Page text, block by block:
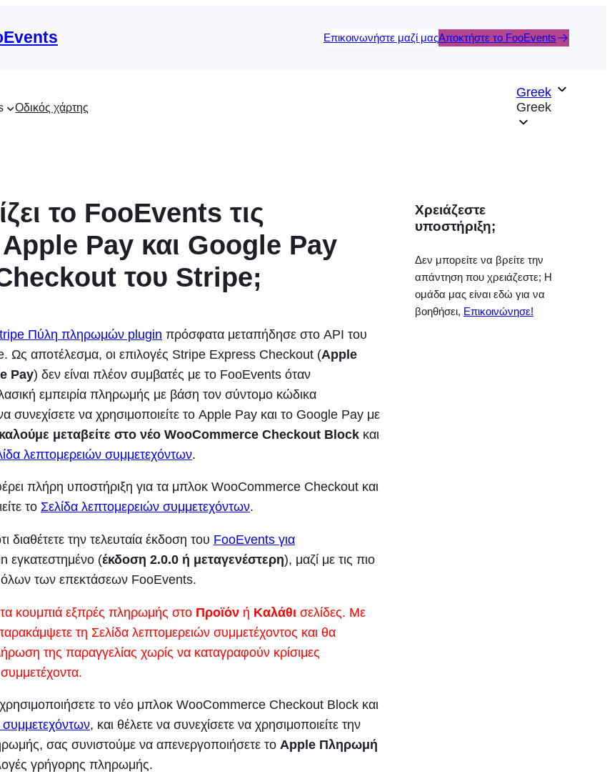
Επικοινωνήστε μαζί μαςΑποκτήστε το FooEvents
Οδικός χάρτης
Greek
Greek
το FooEvents τις
Apple Pay και Google Pay
του Stripe;
Πύλη πληρωμών plugin πρόσφατα μεταπήδησε στο API του
Ως αποτέλεσμα, οι επιλογές Stripe Express Checkout (Apple
Pay) δεν είναι πλέον συμβατές με το FooEvents όταν
εμπειρία πληρωμής με βάση τον σύντομο κώδικα
συνεχίσετε να χρησιμοποιείτε το Apple Pay και το Google Pay με
μεταβείτε στο νέο WooCommerce Checkout Block και
λεπτομερειών συμμετεχόντων.
πλήρη υποστήριξη για τα μπλοκ WooCommerce Checkout και
το Σελίδα λεπτομερειών συμμετεχόντων.
διαθέτετε την τελευταία έκδοση του FooEvents για
εγκατεστημένο (έκδοση 2.0.0 ή μεταγενέστερη), μαζί με τις πιο
των επεκτάσεων FooEvents.
κουμπιά εξπρές πληρωμής στο Προϊόν ή Καλάθι σελίδες. Με
τη Σελίδα λεπτομερειών συμμετέχοντος και θα
της παραγγελίας χωρίς να καταγραφούν κρίσιμες
το νέο μπλοκ WooCommerce Checkout Block και
συμμετεχόντων, και θέλετε να συνεχίσετε να χρησιμοποιείτε την
σας συνιστούμε να απενεργοποιήσετε το Apple Πληρωμή
γρήγορης πληρωμής.
Χρειάζεστε
υποστήριξη;
Δεν μπορείτε να βρείτε την
απάντηση που χρειάζεστε; Η
ομάδα μας είναι εδώ για να
βοηθήσει, Επικοινώνησε!